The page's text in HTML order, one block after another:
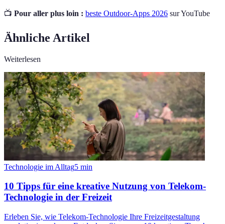
📺 Pour aller plus loin : beste Outdoor-Apps 2026 sur YouTube
Ähnliche Artikel
Weiterlesen
Technologie im Alltag5 min
10 Tipps für eine kreative Nutzung von Telekom-
Technologie in der Freizeit
Erleben Sie, wie Telekom-Technologie Ihre Freizeitgestaltung